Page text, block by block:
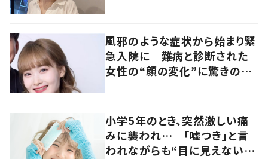
風邪のような症状から始まり緊
急入院に 難病と診断された
女性の“顔の変化”に驚きの
小学5年のとき、突然激しい痛
みに襲われ… 「嘘つき」と言
われながらも“目に見えない